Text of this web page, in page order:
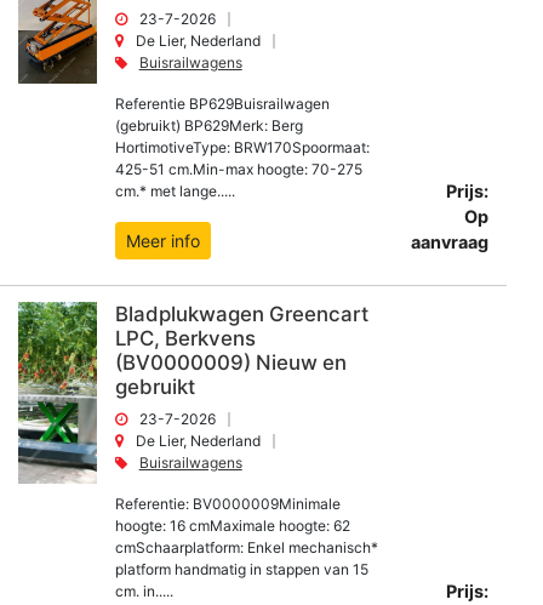
23-7-2026
De Lier, Nederland
Buisrailwagens
Referentie BP629Buisrailwagen
(gebruikt) BP629Merk: Berg
HortimotiveType: BRW170Spoormaat:
425-51 cm.Min-max hoogte: 70-275
cm.* met lange.....
Meer info
Prijs:
Op
aanvraag
Bladplukwagen Greencart
LPC, Berkvens
(BV0000009) Nieuw en
gebruikt
23-7-2026
De Lier, Nederland
Buisrailwagens
Referentie: BV0000009Minimale
hoogte: 16 cmMaximale hoogte: 62
cmSchaarplatform: Enkel mechanisch*
platform handmatig in stappen van 15
cm. in.....
Prijs: